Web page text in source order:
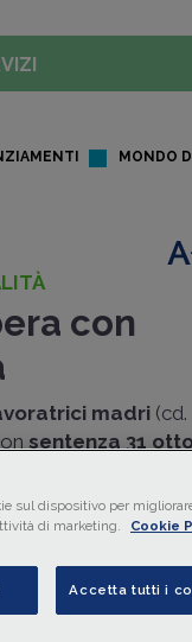
MONDO
con
madri (cd.
sentenza 31
maggiore equità.
sul dispositivo per
di marketing.
Cookie
Accetta tutti i